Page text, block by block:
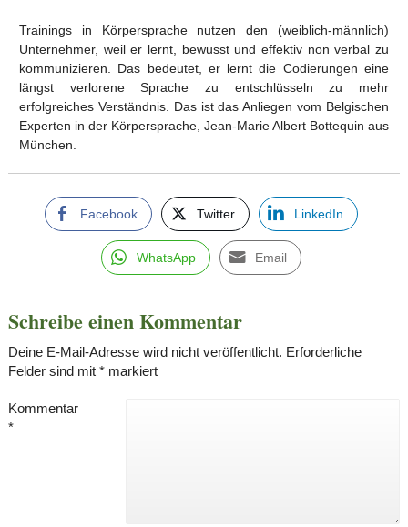
Trainings in Körpersprache nutzen den (weiblich-männlich)
Unternehmer, weil er lernt, bewusst und effektiv non verbal zu
kommunizieren. Das bedeutet, er lernt die Codierungen eine
längst verlorene Sprache zu entschlüsseln zu mehr
erfolgreiches Verständnis. Das ist das Anliegen vom Belgischen
Experten in der Körpersprache, Jean-Marie Albert Bottequin aus
München.
Facebook Twitter LinkedIn
WhatsApp Email
Schreibe einen Kommentar
Deine E-Mail-Adresse wird nicht veröffentlicht. Erforderliche
Felder sind mit *markiert
Kommentar
*